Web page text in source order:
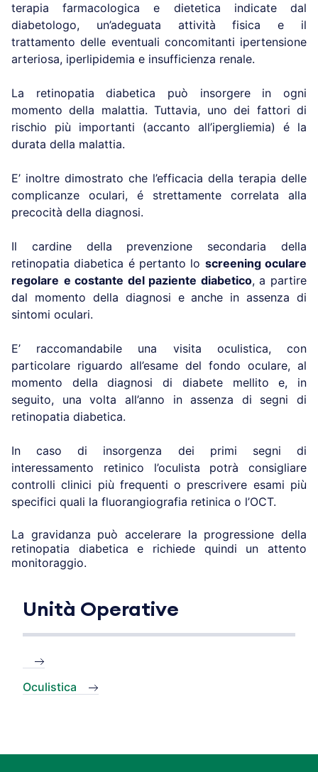
terapia farmacologica e dietetica indicate dal
diabetologo, un’adeguata attività fisica e il
trattamento delle eventuali concomitanti ipertensione
arteriosa, iperlipidemia e insufficienza renale.
La retinopatia diabetica può insorgere in ogni
momento della malattia. Tuttavia, uno dei fattori di
rischio più importanti (accanto all’ipergliemia) é la
durata della malattia.
E’ inoltre dimostrato che l’efficacia della terapia delle
complicanze oculari, é strettamente correlata alla
precocità della diagnosi.
Il cardine della prevenzione secondaria della
retinopatia diabetica é pertanto lo screening oculare
regolare e costante del paziente diabetico, a partire
dal momento della diagnosi e anche in assenza di
sintomi oculari.
E’ raccomandabile una visita oculistica, con
particolare riguardo all’esame del fondo oculare, al
momento della diagnosi di diabete mellito e, in
seguito, una volta all’anno in assenza di segni di
retinopatia diabetica.
In caso di insorgenza dei primi segni di
interessamento retinico l’oculista potrà consigliare
controlli clinici più frequenti o prescrivere esami più
specifici quali la fluorangiografia retinica o l’OCT.
La gravidanza può accelerare la progressione della
retinopatia diabetica e richiede quindi un attento
monitoraggio.
Unità Operative
Oculistica